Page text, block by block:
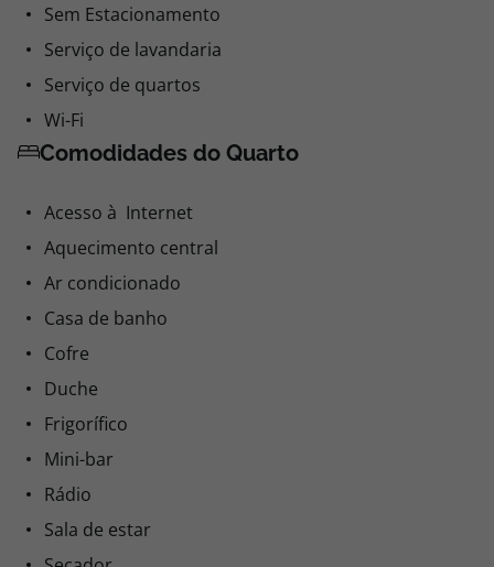
Sem Estacionamento
Serviço de lavandaria
Serviço de quartos
Wi-Fi
Comodidades do Quarto
Acesso à Internet
Aquecimento central
Ar condicionado
Casa de banho
Cofre
Duche
Frigorífico
Mini-bar
Rádio
Sala de estar